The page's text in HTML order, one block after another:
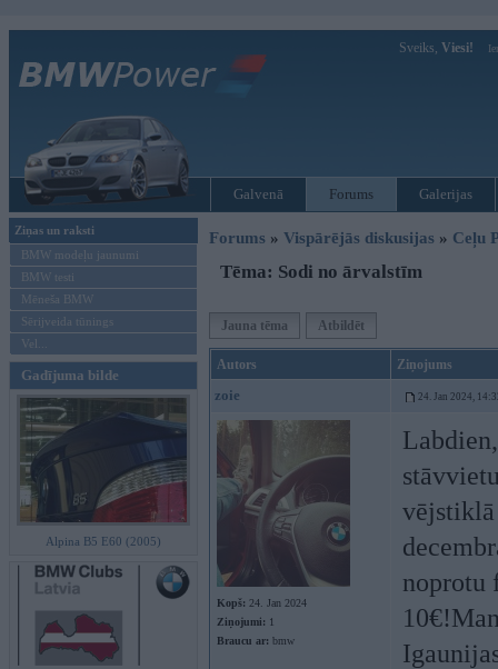
Sveiks, Viesi!
Galvenā Forums Galerijas
Ziņas un raksti
BMW modeļu jaunumi
BMW testi
Mēneša BMW
Sērijveida tūnings
Vel...
Gadījuma bilde
Alpina B5 E60 (2005)
Forums » Vispārējās diskusijas » Ceļu
Tēma: Sodi no ārvalstīm
Jauna tēma Atbildēt
Autors Ziņojums
zoie 24. Jan 2024,
Kopš: 24. Jan 2024
Ziņojumi: 1
Braucu ar: bmw
vējstiklā
noprotu